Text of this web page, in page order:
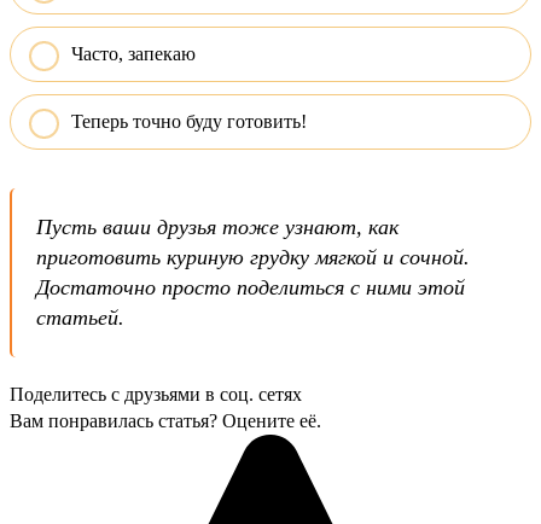
Часто, запекаю
Теперь точно буду готовить!
Пусть ваши друзья тоже узнают, как
приготовить куриную грудку мягкой и сочной.
Достаточно просто поделиться с ними этой
статьей.
Поделитесь с друзьями в соц. сетях
Вам понравилась статья? Оцените её.